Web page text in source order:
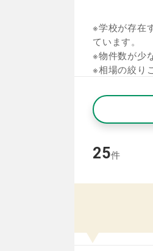
※学校が存在
ています。
※物件数が少
※相場の絞り
25件